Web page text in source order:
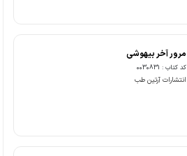
مرور آخر بیهوشی
کد کتاب : 0030831
انتشارات آرتین طب